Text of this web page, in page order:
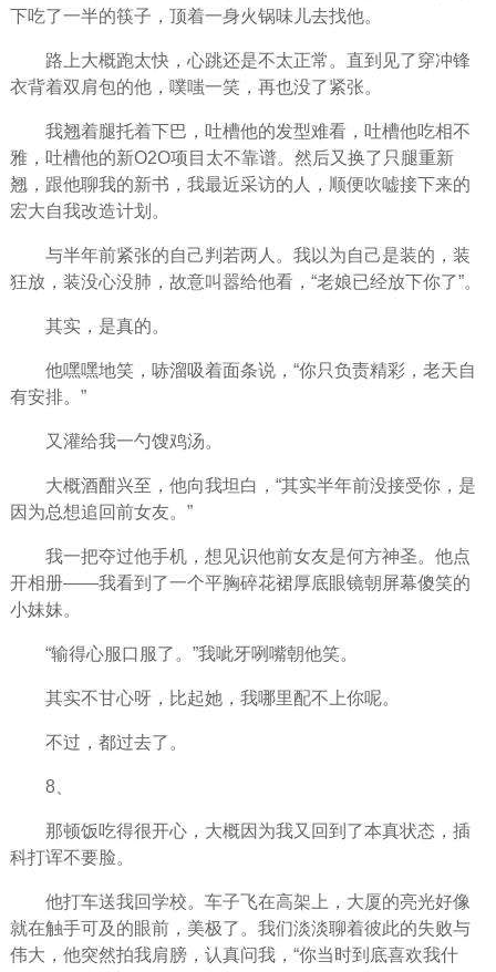
下吃了一半的筷子，顶着一身火锅味儿去找他。
路上大概跑太快，心跳还是不太正常。直到见了穿冲锋
衣背着双肩包的他，噗嗤一笑，再也没了紧张。
我翘着腿托着下巴，吐槽他的发型难看，吐槽他吃相不
雅，吐槽他的新O2O项目太不靠谱。然后又换了只腿重新
翘，跟他聊我的新书，我最近采访的人，顺便吹嘘接下来的
宏大自我改造计划。
与半年前紧张的自己判若两人。我以为自己是装的，装
狂放，装没心没肺，故意叫嚣给他看，“老娘已经放下你了”。
其实，是真的。
他嘿嘿地笑，哧溜吸着面条说，“你只负责精彩，老天自
有安排。”
又灌给我一勺馊鸡汤。
大概酒酣兴至，他向我坦白，“其实半年前没接受你，是
因为总想追回前女友。”
我一把夺过他手机，想见识他前女友是何方神圣。他点
开相册——我看到了一个平胸碎花裙厚底眼镜朝屏幕傻笑的
小妹妹。
“输得心服口服了。”我呲牙咧嘴朝他笑。
其实不甘心呀，比起她，我哪里配不上你呢。
不过，都过去了。
8、
那顿饭吃得很开心，大概因为我又回到了本真状态，插
科打诨不要脸。
他打车送我回学校。车子飞在高架上，大厦的亮光好像
就在触手可及的眼前，美极了。我们淡淡聊着彼此的失败与
伟大，他突然拍我肩膀，认真问我，“你当时到底喜欢我什